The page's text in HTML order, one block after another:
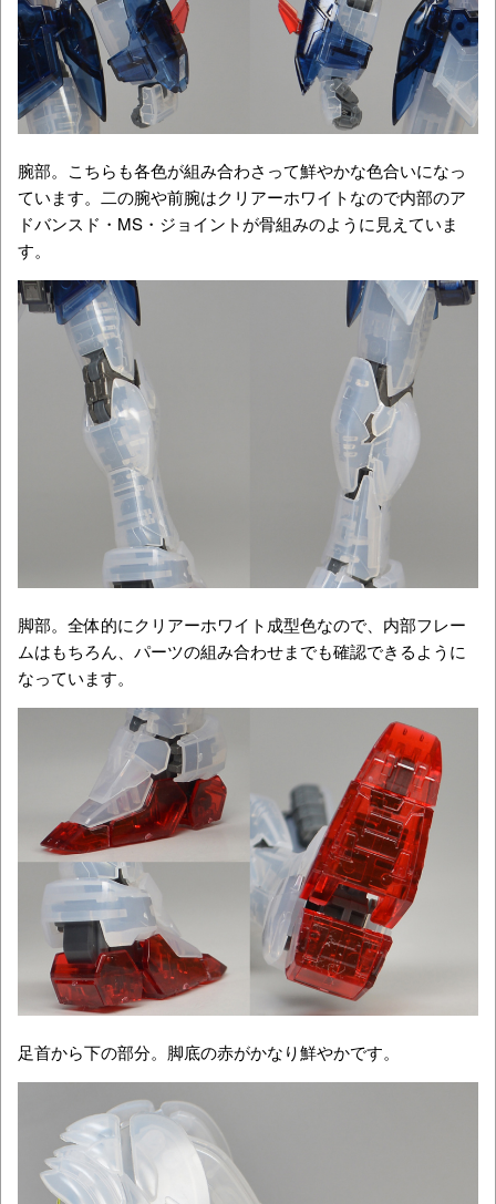
腕部。こちらも各色が組み合わさって鮮やかな色合いになっ
ています。二の腕や前腕はクリアーホワイトなので内部のア
ドバンスド・MS・ジョイントが骨組みのように見えていま
す。
脚部。全体的にクリアーホワイト成型色なので、内部フレー
ムはもちろん、パーツの組み合わせまでも確認できるように
なっています。
足首から下の部分。脚底の赤がかなり鮮やかです。